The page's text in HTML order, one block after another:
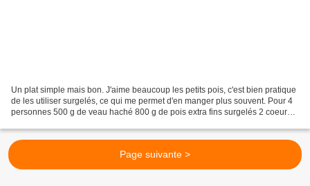
Un plat simple mais bon. J'aime beaucoup les petits pois, c'est bien pratique
de les utiliser surgelés, ce qui me permet d'en manger plus souvent. Pour 4
personnes 500 g de veau haché 800 g de pois extra fins surgelés 2 coeurs
Page suivante >